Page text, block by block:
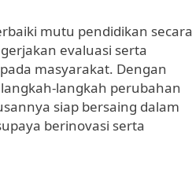
mutu pendidikan secara
evaluasi serta
masyarakat. Dengan
langkah perubahan
siap bersaing dalam
berinovasi serta